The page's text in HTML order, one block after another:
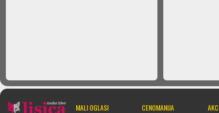
MALI OGLASI CENOMANIJA